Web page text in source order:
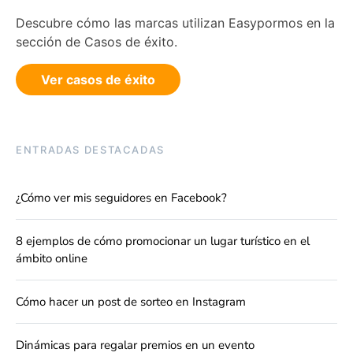
Descubre cómo las marcas utilizan Easypormos en la
sección de Casos de éxito.
Ver casos de éxito
ENTRADAS DESTACADAS
¿Cómo ver mis seguidores en Facebook?
8 ejemplos de cómo promocionar un lugar turístico en el
ámbito online
Cómo hacer un post de sorteo en Instagram
Dinámicas para regalar premios en un evento